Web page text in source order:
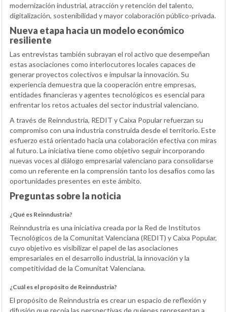
modernización industrial, atracción y retención del talento,
digitalización, sostenibilidad y mayor colaboración público-privada.
Nueva etapa hacia un modelo económico
resiliente
Las entrevistas también subrayan el rol activo que desempeñan
estas asociaciones como interlocutores locales capaces de
generar proyectos colectivos e impulsar la innovación. Su
experiencia demuestra que la cooperación entre empresas,
entidades financieras y agentes tecnológicos es esencial para
enfrentar los retos actuales del sector industrial valenciano.
A través de Reinndustria, REDIT y Caixa Popular refuerzan su
compromiso con una industria construida desde el territorio. Este
esfuerzo está orientado hacia una colaboración efectiva con miras
al futuro. La iniciativa tiene como objetivo seguir incorporando
nuevas voces al diálogo empresarial valenciano para consolidarse
como un referente en la comprensión tanto los desafíos como las
oportunidades presentes en este ámbito.
Preguntas sobre la noticia
¿Qué es Reinndustria?
Reinndustria es una iniciativa creada por la Red de Institutos
Tecnológicos de la Comunitat Valenciana (REDIT) y Caixa Popular,
cuyo objetivo es visibilizar el papel de las asociaciones
empresariales en el desarrollo industrial, la innovación y la
competitividad de la Comunitat Valenciana.
¿Cuál es el propósito de Reinndustria?
El propósito de Reinndustria es crear un espacio de reflexión y
difusión que recoja las perspectivas de quienes representan a